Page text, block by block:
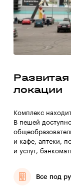
локации
Комплекс
В пешей
и кафе, аптеки,
и услуг,
Все под